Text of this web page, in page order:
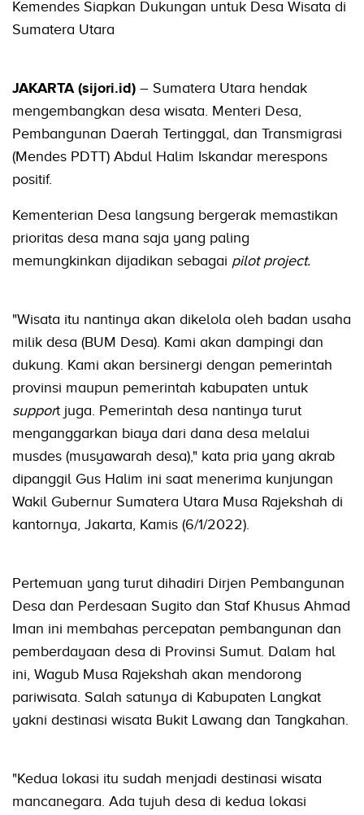
Kemendes Siapkan Dukungan untuk Desa Wisata di
Sumatera Utara
JAKARTA (sijori.id) – Sumatera Utara hendak
mengembangkan desa wisata. Menteri Desa,
Pembangunan Daerah Tertinggal, dan Transmigrasi
(Mendes PDTT) Abdul Halim Iskandar merespons
positif.
Kementerian Desa langsung bergerak memastikan
prioritas desa mana saja yang paling
memungkinkan dijadikan sebagai pilot project.
"Wisata itu nantinya akan dikelola oleh badan usaha
milik desa (BUM Desa). Kami akan dampingi dan
dukung. Kami akan bersinergi dengan pemerintah
provinsi maupun pemerintah kabupaten untuk
support juga. Pemerintah desa nantinya turut
menganggarkan biaya dari dana desa melalui
musdes (musyawarah desa)," kata pria yang akrab
dipanggil Gus Halim ini saat menerima kunjungan
Wakil Gubernur Sumatera Utara Musa Rajekshah di
kantornya, Jakarta, Kamis (6/1/2022).
Pertemuan yang turut dihadiri Dirjen Pembangunan
Desa dan Perdesaan Sugito dan Staf Khusus Ahmad
Iman ini membahas percepatan pembangunan dan
pemberdayaan desa di Provinsi Sumut. Dalam hal
ini, Wagub Musa Rajekshah akan mendorong
pariwisata. Salah satunya di Kabupaten Langkat
yakni destinasi wisata Bukit Lawang dan Tangkahan.
"Kedua lokasi itu sudah menjadi destinasi wisata
mancanegara. Ada tujuh desa di kedua lokasi